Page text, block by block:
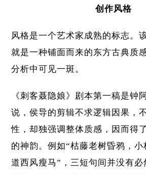
创作风格
风格是一个艺术家成熟的标志。
就是一种铺面而来的东方古典质
分析中可见一斑。
《刺客聂隐娘》剧本第一稿是钟
说，侯导的剪辑不求逻辑因果，
性，却独强调整体质感，因而得
的神韵。例如“枯藤老树昏鸦，
道西风瘦马”，三短句间并没有必